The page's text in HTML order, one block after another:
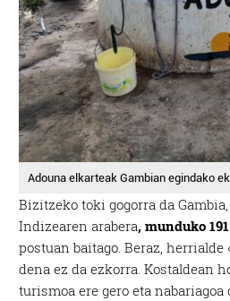
Adouna elkarteak Gambian egindako
Bizitzeko toki gogorra da
Indizearen arabera, munduko
postuan baitago. Beraz, herrialde
dena ez da ezkorra. Kostaldean
turismoa ere gero eta